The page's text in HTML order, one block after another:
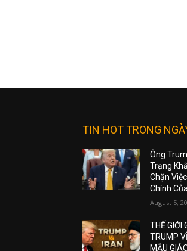
TIN HOT TRONG
Ông
Trạng
Chặn
Chính
August 5,
THẾ GIỚI
TRUMP
MẪU